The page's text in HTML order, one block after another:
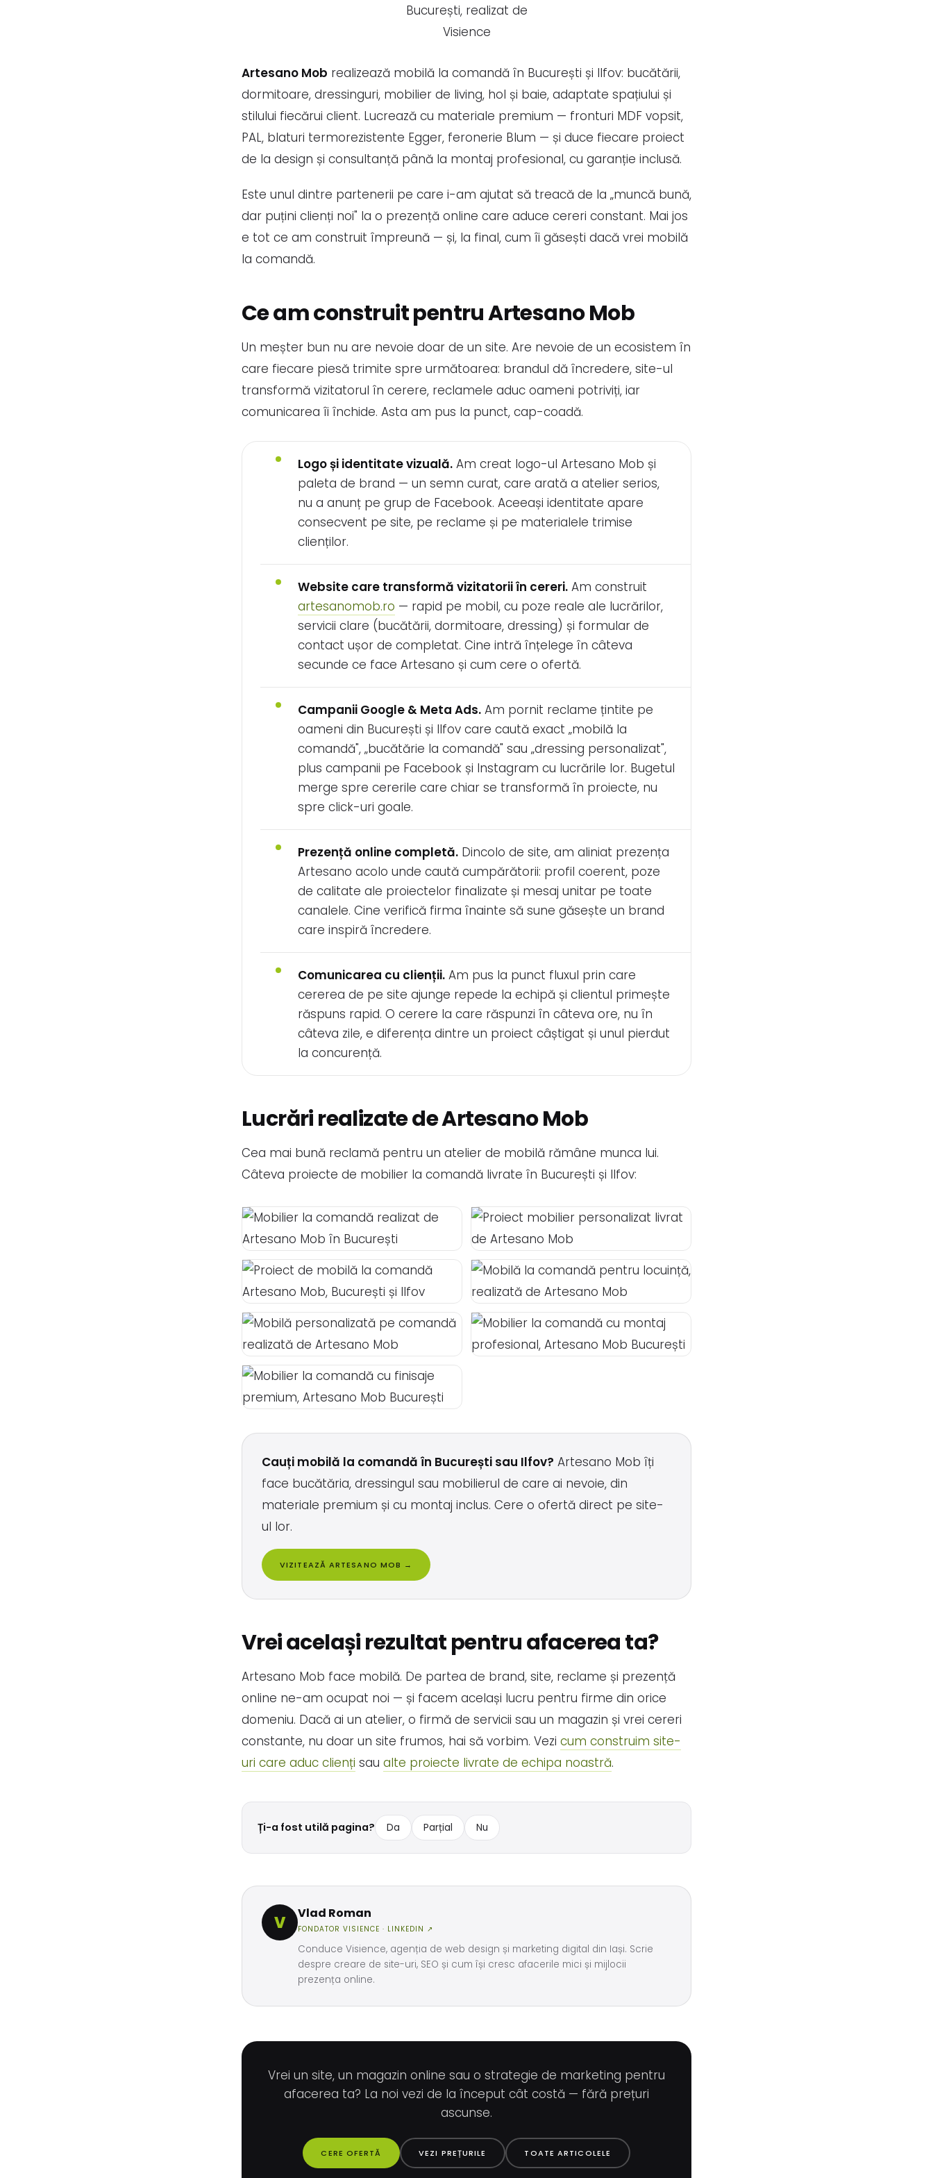
Artesano Mob realizează mobilă la comandă în București și Ilfov: bucătării,
dormitoare, dressinguri, mobilier de living, hol și baie, adaptate spațiului și
stilului fiecărui client. Lucrează cu materiale premium — fronturi MDF vopsit,
PAL, blaturi termorezistente Egger, feronerie Blum — și duce fiecare proiect
de la design și consultanță până la montaj profesional, cu garanție inclusă.
Este unul dintre partenerii pe care i-am ajutat să treacă de la „muncă bună,
dar puțini clienți noi" la o prezență online care aduce cereri constant. Mai jos
e tot ce am construit împreună — și, la final, cum îi găsești dacă vrei mobilă
la comandă.
Ce am construit pentru Artesano Mob
Un meșter bun nu are nevoie doar de un site. Are nevoie de un ecosistem în
care fiecare piesă trimite spre următoarea: brandul dă încredere, site-ul
transformă vizitatorul în cerere, reclamele aduc oameni potriviți, iar
comunicarea îi închide. Asta am pus la punct, cap-coadă.
Logo și identitate vizuală. Am creat logo-ul Artesano Mob și
paleta de brand — un semn curat, care arată a atelier serios,
nu a anunț pe grup de Facebook. Aceeași identitate apare
consecvent pe site, pe reclame și pe materialele trimise
clienților.
Website care transformă vizitatorii în cereri. Am construit
artesanomob.ro — rapid pe mobil, cu poze reale ale lucrărilor,
servicii clare (bucătării, dormitoare, dressing) și formular de
contact ușor de completat. Cine intră înțelege în câteva
secunde ce face Artesano și cum cere o ofertă.
Campanii Google & Meta Ads. Am pornit reclame țintite pe
oameni din București și Ilfov care caută exact „mobilă la
comandă", „bucătărie la comandă" sau „dressing personalizat",
plus campanii pe Facebook și Instagram cu lucrările lor. Bugetul
merge spre cererile care chiar se transformă în proiecte, nu
spre click-uri goale.
Prezență online completă. Dincolo de site, am aliniat prezența
Artesano acolo unde caută cumpărătorii: profil coerent, poze
de calitate ale proiectelor finalizate și mesaj unitar pe toate
canalele. Cine verifică firma înainte să sune găsește un brand
care inspiră încredere.
Comunicarea cu clienții. Am pus la punct fluxul prin care
cererea de pe site ajunge repede la echipă și clientul primește
răspuns rapid. O cerere la care răspunzi în câteva ore, nu în
câteva zile, e diferența dintre un proiect câștigat și unul pierdut
la concurență.
Lucrări realizate de Artesano Mob
Cea mai bună reclamă pentru un atelier de mobilă rămâne munca lui.
Câteva proiecte de mobilier la comandă livrate în București și Ilfov:
Cauți mobilă la comandă în București sau Ilfov? Artesano Mob îți
face bucătăria, dressingul sau mobilierul de care ai nevoie, din
materiale premium și cu montaj inclus. Cere o ofertă direct pe site-
ul lor.
VIZITEAZĂ ARTESANO MOB →
Vrei același rezultat pentru afacerea ta?
Artesano Mob face mobilă. De partea de brand, site, reclame și prezență
online ne-am ocupat noi — și facem același lucru pentru firme din orice
domeniu. Dacă ai un atelier, o firmă de servicii sau un magazin și vrei cereri
constante, nu doar un site frumos, hai să vorbim. Vezi cum construim site-
uri care aduc clienți sau alte proiecte livrate de echipa noastră.
Ți-a fost utilă pagina? Da Parțial Nu
V Vlad Roman
FONDATOR VISIENCE · LINKEDIN ↗
Conduce Visience, agenția de web design și marketing digital din Iași. Scrie
despre creare de site-uri, SEO și cum își cresc afacerile mici și mijlocii
prezența online.
Vrei un site, un magazin online sau o strategie de marketing pentru
afacerea ta? La noi vezi de la început cât costă — fără prețuri
ascunse.
CERE OFERTĂ VEZI PREȚURILE TOATE ARTICOLELE